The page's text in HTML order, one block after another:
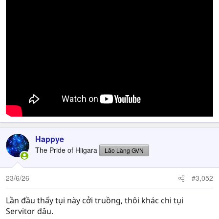
Happye
The Pride of Hiigara Lão Làng GVN
23/6/26 #3,052
Lần đầu thấy tụi này cởi truồng, thôi khác chi tụi
Servitor đâu.